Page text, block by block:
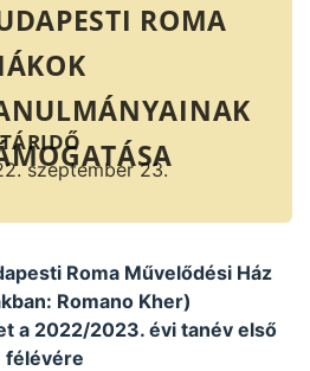
ROMA
szeptember 23.
Roma Művelődési Ház
Romano Kher)
a 2022/2023. évi tanév első
félévére